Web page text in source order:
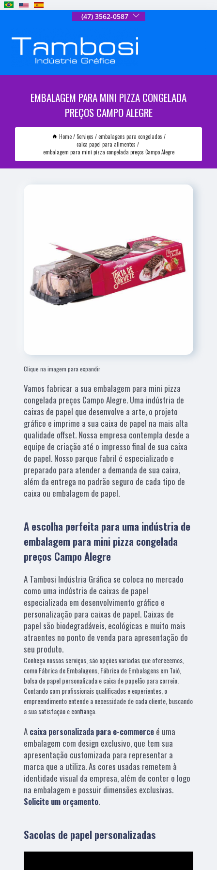
(47) 3562-0587
EMBALAGEM PARA MINI PIZZA CONGELADA
PREÇOS CAMPO ALEGRE
Home Serviços
embalagens para congelados
caixa papel para alimentos
embalagem para mini pizza congelada preços Campo Alegre
Clique na imagem para expandir
Vamos fabricar a sua embalagem para mini pizza
congelada preços Campo Alegre. Uma indústria de
caixas de papel que desenvolve a arte, o projeto
gráfico e imprime a sua caixa de papel na mais alta
qualidade offset. Nossa empresa contempla desde a
equipe de criação até o impresso final de sua caixa
de papel. Nosso parque fabril é especializado e
preparado para atender a demanda de sua caixa,
além da entrega no padrão seguro de cada tipo de
caixa ou embalagem de papel.
A escolha perfeita para uma indústria de
embalagem para mini pizza congelada
preços Campo Alegre
A Tambosi Indústria Gráfica se coloca no mercado
como uma indústria de caixas de papel
especializada em desenvolvimento gráfico e
personalização para caixas de papel. Caixas de
papel são biodegradáveis, ecológicas e muito mais
atraentes no ponto de venda para apresentação do
seu produto.
Conheça nossos serviços, são opções variadas que oferecemos,
como Fábrica de Embalagens, Fábrica de Embalagens em Taió,
bolsa de papel personalizada e caixa de papelão para correio.
Contando com profissionais qualificados e experientes, o
empreendimento entende a necessidade de cada cliente, buscando
a sua satisfação e confiança.
A caixa personalizada para e-commerce é uma
embalagem com design exclusivo, que tem sua
apresentação customizada para representar a
marca que a utiliza. As cores usadas remetem à
identidade visual da empresa, além de conter o logo
na embalagem e possuir dimensões exclusivas.
Solicite um orçamento.
Sacolas de papel personalizadas